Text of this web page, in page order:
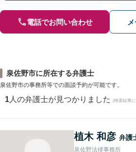
電話でお問い合わせ
泉佐野市に所在する弁護士
泉佐野市の事務所等での面談予約が可能です。
1 人の弁護士が見つかりました (検索結果
植木 和彦 弁護
泉佐野法律事務所